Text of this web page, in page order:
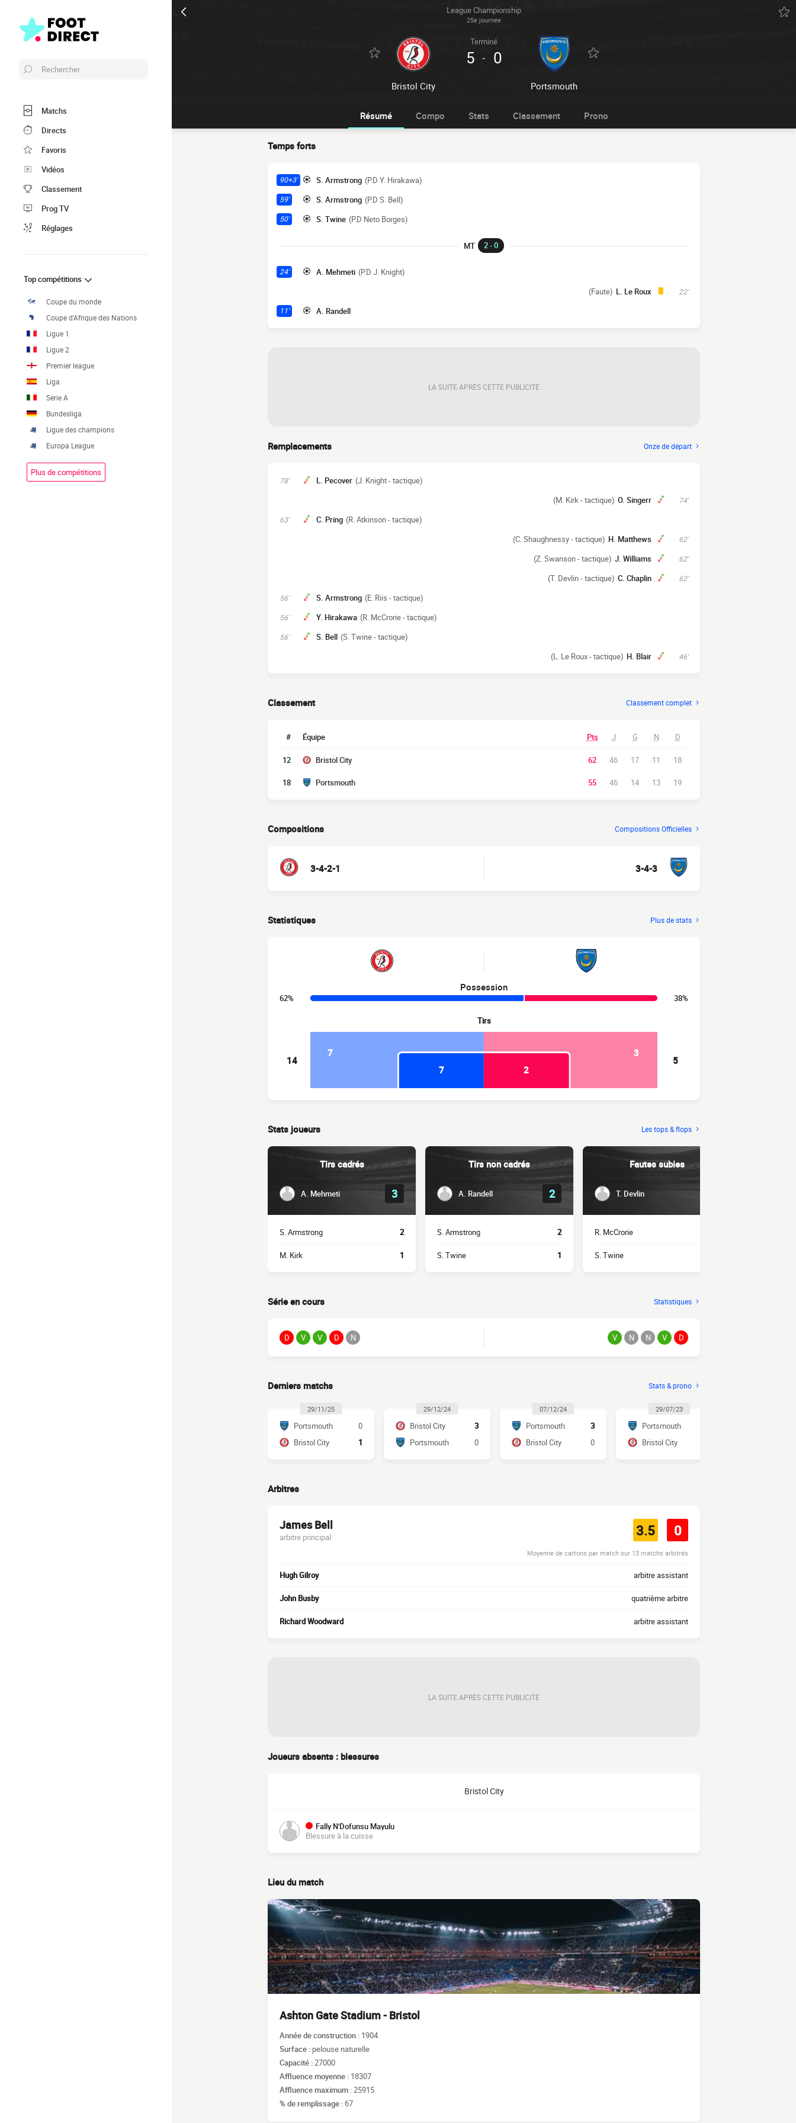
League Championship
25e journée
Bristol City
Terminé
5 - 0
Portsmouth
Rechercher
Matchs
Directs
Favoris
Vidéos
Classement
Prog TV
Réglages
Top compétitions
Coupe du monde
Coupe d'Afrique des Nations
Ligue 1
Ligue 2
Premier league
Liga
Serie A
Bundesliga
Ligue des champions
Europa League
Plus de compétitions
Résumé Compo Stats Classement Prono
Temps forts
90+3' S. Armstrong (P.D Y. Hirakawa)
59' S. Armstrong (P.D S. Bell)
50' S. Twine (P.D Neto Borges)
MT 2 - 0
24' A. Mehmeti (P.D J. Knight)
22'
L. Le Roux
(Faute)
11' A. Randell
LA SUITE APRÈS CETTE PUBLICITÉ
Remplacements Onze de départ
78' L. Pecover (J. Knight - tactique)
74'
O. Singerr
(M. Kirk - tactique)
63' C. Pring (R. Atkinson - tactique)
62'
H. Matthews
(C. Shaughnessy - tactique)
62'
J. Williams
(Z. Swanson - tactique)
62'
C. Chaplin
(T. Devlin - tactique)
56' S. Armstrong (E. Riis - tactique)
56' Y. Hirakawa (R. McCrorie - tactique)
56' S. Bell (S. Twine - tactique)
46'
H. Blair
(L. Le Roux - tactique)
Classement Classement complet
# Équipe Pts J G N D
12 Bristol City 62 46 17 11 18
18 Portsmouth 55 46 14 13 19
Compositions Compositions Officielles
3-4-2-1 3-4-3
Statistiques Plus de stats
Possession
62% 38%
Tirs
14
7
3
7
2
5
Stats joueurs Les tops & flops
Tirs cadrés
A. Mehmeti 3
S. Armstrong 2
M. Kirk 1
Tirs non cadrés
A. Randell 2
S. Armstrong 2
S. Twine 1
Fautes subies
T. Devlin
R. McCrorie
S. Twine
Série en cours Statistiques
D V V D N V N N V D
Derniers matchs Stats & prono
29/11/25
Portsmouth
0
Bristol City
1
29/12/24
Bristol City
3
Portsmouth
0
07/12/24
Portsmouth
3
Bristol City
0
29/07/23
Portsmouth
Bristol City
Arbitres
James Bell
arbitre principal 3.5 0
Moyenne de cartons par match sur 13 matchs arbitrés
Hugh Gilroy arbitre assistant
John Busby quatrième arbitre
Richard Woodward arbitre assistant
LA SUITE APRÈS CETTE PUBLICITÉ
Joueurs absents : blessures
Bristol City
Fally N'Dofunsu Mayulu
Blessure à la cuisse
Lieu du match
Ashton Gate Stadium - Bristol
Année de construction : 1904
Surface : pelouse naturelle
Capacité :27000
Affluence moyenne : 18307
Affluence maximum :25915
% de remplissage :67